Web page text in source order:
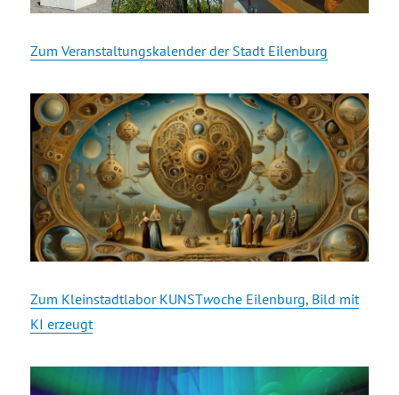
Zum Veranstaltungskalender der Stadt Eilenburg
Zum Kleinstadtlabor KUNSTwoche Eilenburg, Bild mit
KI erzeugt